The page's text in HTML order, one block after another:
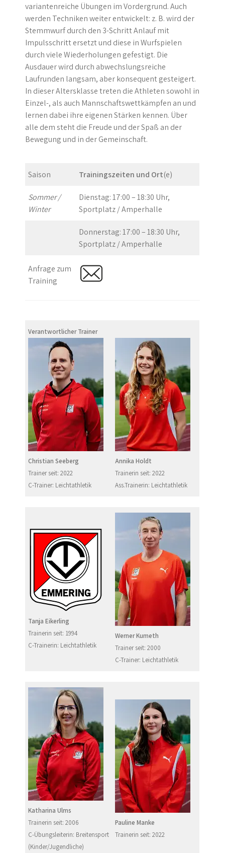
variantenreiche Übungen im Vordergrund. Auch
werden Techniken weiter entwickelt: z. B. wird der
Stemmwurf durch den 3-Schritt Anlauf mit
Impulsschritt ersetzt und diese in Wurfspielen
durch viele Wiederholungen gefestigt. Die
Ausdauer wird durch abwechslungsreiche
Laufrunden langsam, aber konsequent gesteigert.
In dieser Altersklasse treten die Athleten sowohl in
Einzel-, als auch Mannschaftswettkämpfen an und
lernen dabei ihre eigenen Stärken kennen. Über
alle dem steht die Freude und der Spaß an der
Bewegung und in der Gemeinschaft.
Saison Trainingszeiten und Ort(e)
Sommer /
Winter
Dienstag: 17:00 – 18:30 Uhr,
Sportplatz / Amperhalle
Donnerstag: 17:00 – 18:30 Uhr,
Sportplatz / Amperhalle
Anfrage zum
Training
Verantwortlicher Trainer
Christian Seeberg
Trainer seit: 2022
C-Trainer: Leichtathletik
Annika Holdt
Trainerin seit: 2022
Ass.Trainerin: Leichtathletik
Tanja Eikerling
Trainerin seit: 1994
C-Trainerin: Leichtathletik
Werner Kumeth
Trainer seit: 2000
C-Trainer: Leichtathletik
Katharina Ulms
Trainerin seit: 2006
C-Übungsleiterin: Breitensport
(Kinder/Jugendliche)
Pauline Manke
Trainerin seit: 2022